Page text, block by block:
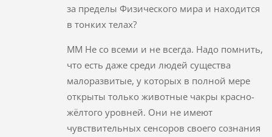
за пределы Физического мира и находится
в тонких телах?
ММ Не со всеми и не всегда. Надо помнить,
что есть даже среди людей существа
малоразвитые, у которых в полной мере
открыты только животные чакры красно-
жёлтого уровней. Они не имеют
чувствительных сенсоров своего сознания